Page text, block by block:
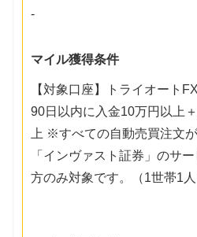
-
マイル獲得条件
【対象口座】トライオート
90日以内に入金10万円以上
上 ※すべての自動売買注文
「インヴァスト証券」のサ
方のみ対象です。（1世帯1人